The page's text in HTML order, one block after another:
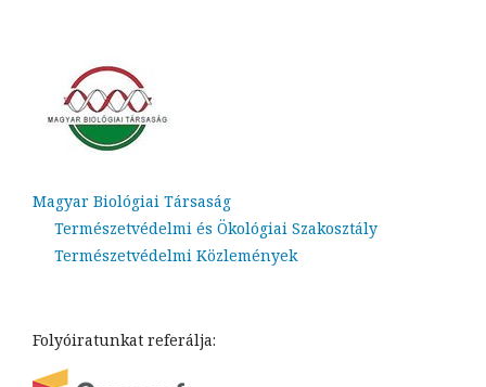
Magyar Biológiai Társaság
Természetvédelmi és Ökológiai Szakosztály
Természetvédelmi Közlemények
Folyóiratunkat referálja: